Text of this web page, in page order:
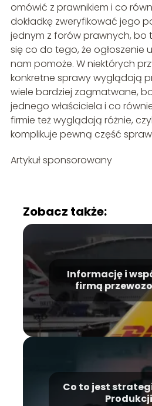
omówić z prawnikiem i co
dokładkę zweryfikować jego
jednym z forów prawnych, bo
się co do tego, że ogłoszenie
nam pomoże. W niektórych
konkretne sprawy wyglądają
wiele bardziej zagmatwane,
jednego właściciela i co
firmie też wyglądają różnie,
komplikuje pewną część
Artykuł sponsorowany
Zobacz także:
Informację i
firmą
Co to jest